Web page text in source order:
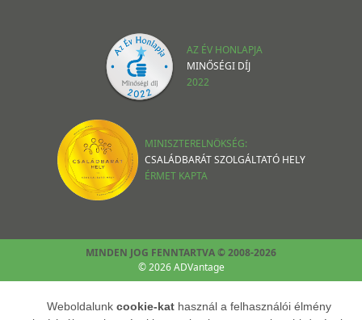
AZ ÉV HONLAPJA
MINŐSÉGI DÍJ
2022
MINISZTERELNÖKSÉG:
CSALÁDBARÁT SZOLGÁLTATÓ HELY
ÉRMET KAPTA
MINDEN JOG FENNTARTVA © 2008-2026
© 2026 ADVantage
Weboldalunk cookie-kat használ a felhasználói élmény